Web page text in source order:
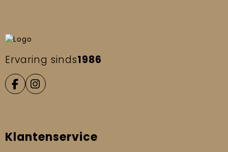
Ervaring sinds1986
Klantenservice